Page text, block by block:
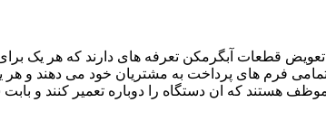
قطعات آبگرمکن تعرفه های دارند که هر یک
تمامی فرم های پرداخت به مشتریان خود می دهند و
که ان دستگاه را دوباره تعمیر کنند و بابت